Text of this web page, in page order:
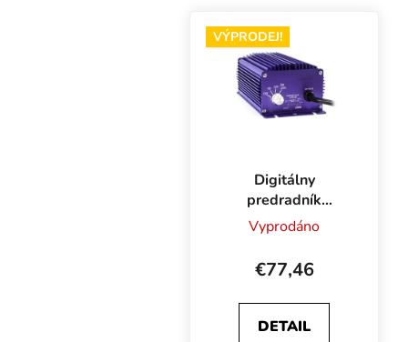
VÝPRODEJ!
Digitálny
predradník
Lumatek 250W
240V
Vyprodáno
€77,46
DETAIL